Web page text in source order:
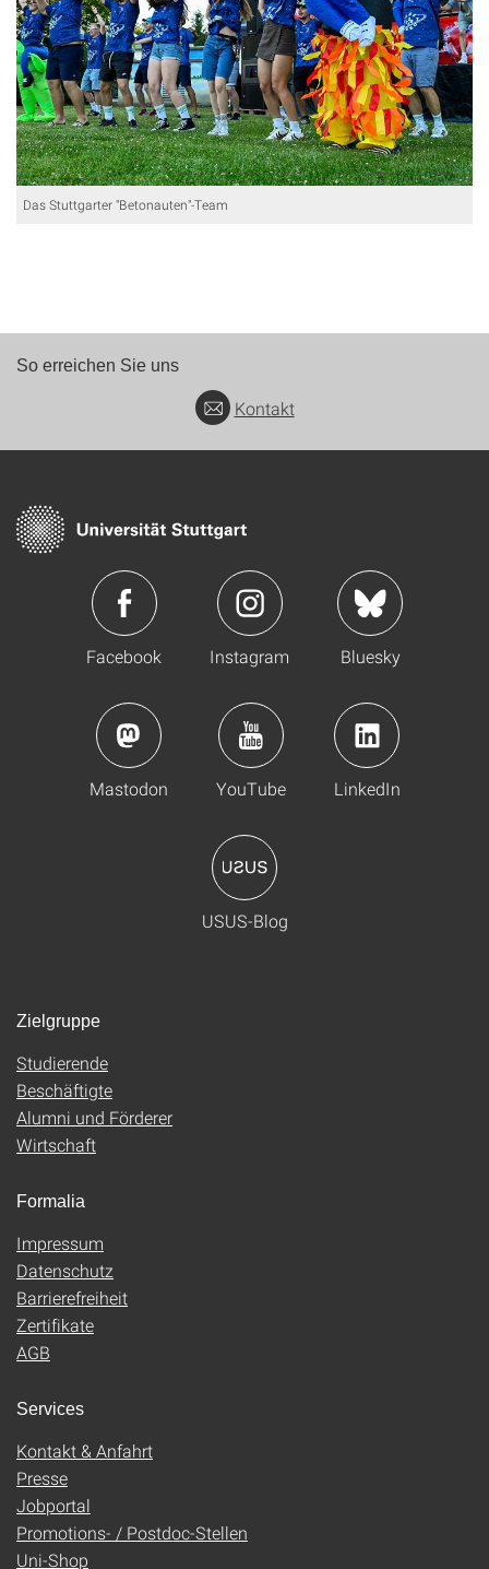
Das Stuttgarter "Betonauten"-Team
So erreichen Sie uns
Kontakt
Facebook Instagram Bluesky
Mastodon YouTube LinkedIn
USUS-Blog
Zielgruppe
Studierende
Beschäftigte
Alumni und Förderer
Wirtschaft
Formalia
Impressum
Datenschutz
Barrierefreiheit
Zertifikate
AGB
Services
Kontakt & Anfahrt
Presse
Jobportal
Promotions- / Postdoc-Stellen
Uni-Shop